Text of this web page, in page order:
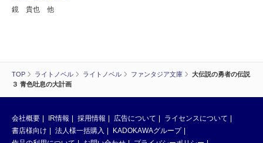
TOP ライトノベル ライトノベル ファンタジア文庫
大伝説の勇者の伝説
３ 青色吐息の大計画
鏡 貴也 他
会社概要 IR情報 採用情報 広告について
ライセンスについて
書店様向け
法人様一括購入
KADOKAWAグループ